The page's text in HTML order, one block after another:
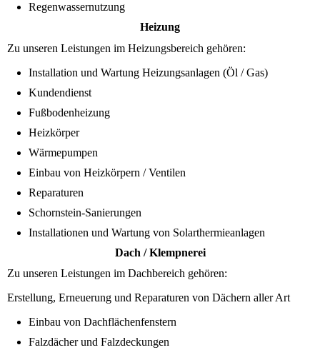
Regenwassernutzung
Heizung
Zu unseren Leistungen im Heizungsbereich gehören:
Installation und Wartung Heizungsanlagen (Öl / Gas)
Kundendienst
Fußbodenheizung
Heizkörper
Wärmepumpen
Einbau von Heizkörpern / Ventilen
Reparaturen
Schornstein-Sanierungen
Installationen und Wartung von Solarthermieanlagen
Dach / Klempnerei
Zu unseren Leistungen im Dachbereich gehören:
Erstellung, Erneuerung und Reparaturen von Dächern aller Art
Einbau von Dachflächenfenstern
Falzdächer und Falzdeckungen